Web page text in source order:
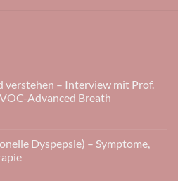
verstehen – Interview mit Prof.
Advanced Breath
Dyspepsie) – Symptome,